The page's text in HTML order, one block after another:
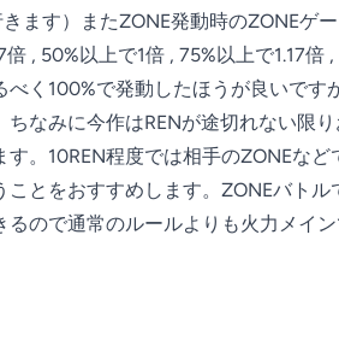
ます）またZONE発動時のZONEゲ
, 50%以上で1倍 , 75%以上で1.17
べく100%で発動したほうが良いで
ちなみに今作はRENが途切れない限
。10REN程度では相手のZONEな
ことをおすすめします。ZONEバト
ので通常のルールよりも火力メイ